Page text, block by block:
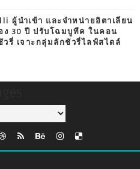
ผู้นำเข้า และจำหน่ายอิตาเลียน
ง 30 ปี ปรับโฉมบูทีค ในคอน
วรี่ เจาะกลุ่มลักชัวรี่ไลฟ์สไตล์